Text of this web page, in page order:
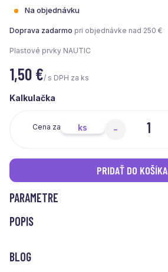
Na objednávku
Doprava zadarmo pri objednávke nad 250 €
Plastové prvky NAUTIC
1,50 €/ s DPH za ks
Kalkulačka
Cena za ks -
PRIDAŤ DO KOŠÍKA
PARAMETRE
POPIS
BLOG